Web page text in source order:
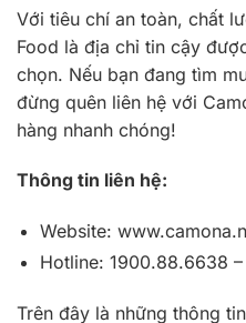
Với tiêu chí an toàn, chất
Food là địa chỉ tin cậy
chọn. Nếu bạn đang tìm
đừng quên liên hệ với
hàng nhanh chóng!
Thông tin liên hệ:
Website:
Hotline: 1900.88.6638
Trên đây là những thông